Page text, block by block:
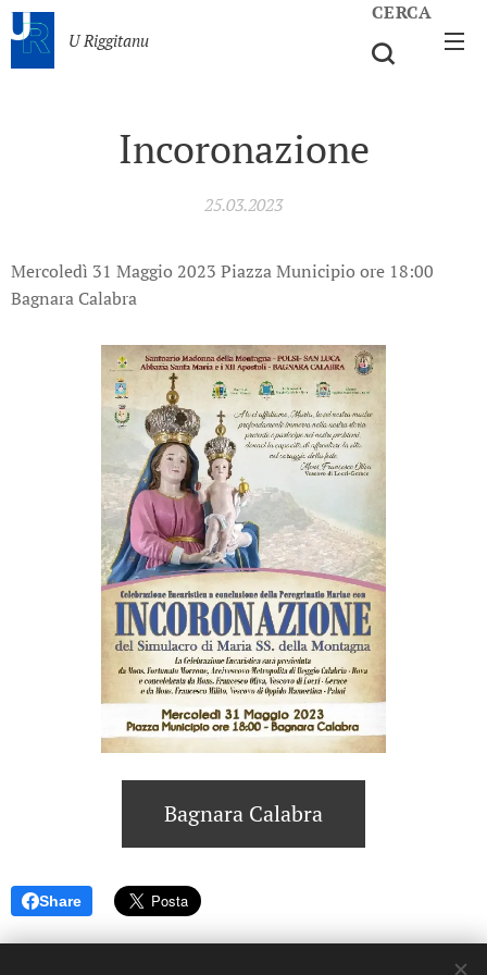
U Riggitanu
CERCA
Incoronazione
25.03.2023
Mercoledì 31 Maggio 2023 Piazza Municipio ore 18:00
Bagnara Calabra
Bagnara Calabra
Share